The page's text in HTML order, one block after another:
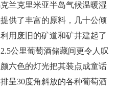
兰克里米亚半岛气候温暖湿
供了丰富的原料，几十公倾
用废旧的矿道和矿井建起了
公里葡萄酒储藏间更令人叹
六色的灯光把其装点成童话
呈30度角斜放的各种葡萄酒